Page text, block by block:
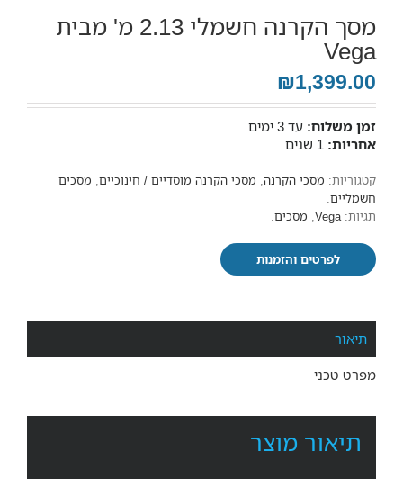
מסך הקרנה חשמלי 2.13 מ' מבית
Vega
₪1,399.00
זמן משלוח: עד 3 ימים
אחריות:
קטגוריות: מסכי הקרנה, מסכי הקרנה מוסדיים / חינוכיים, מסכים
חשמליים.
תגיות:Vega
, מסכים.
לפרטים והזמנות
תיאור
מפרט טכני
תיאור מוצר